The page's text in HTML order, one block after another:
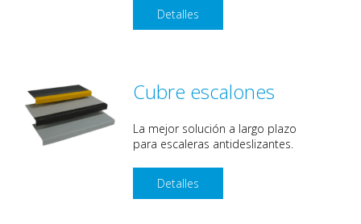
Detalles
Cubre escalones
La mejor solución a largo plazo
para escaleras antideslizantes.
Detalles